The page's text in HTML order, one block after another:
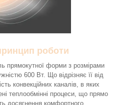
роботи
прямокутної форми з розмірами
600 Вт. Що відрізняє її від
конвекційних каналів, в яких
теплообмінні процеси, що прямо
досягнення комфортного